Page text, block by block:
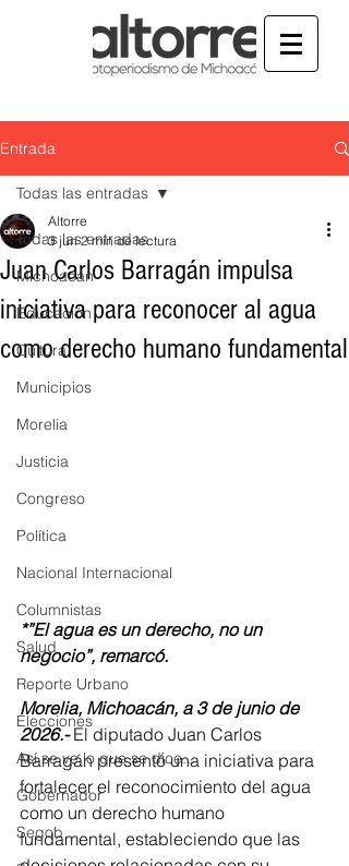
Entrada
Todas las entradas
Michoacán
Educación
Cultura
Municipios
Morelia
Justicia
Congreso
Política
Nacional Internacional
Columnistas
Salud
Reporte Urbano
Elecciones
Así se ve lo que se dice...
Gobernador
Segob
Todas las entradas
Juan Carlos Barragán impulsa
iniciativa para reconocer al agua
como derecho humano fundamental
Altorre
3 jun 2 min de lectura
*”El agua es un derecho, no un
negocio”, remarcó.
Morelia, Michoacán, a 3 de junio de
2026.- El diputado Juan Carlos
Barragán presentó una iniciativa para
fortalecer el reconocimiento del agua
como un derecho humano
fundamental, estableciendo que las